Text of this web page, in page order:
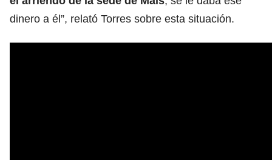
dinero a él”, relató Torres sobre esta situación.